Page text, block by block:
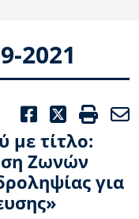
2021
με τίτλο:
Ζωνών
για